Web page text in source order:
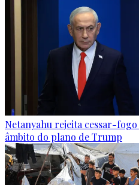
Netanyahu rejeita cessar-
âmbito do plano de Trump